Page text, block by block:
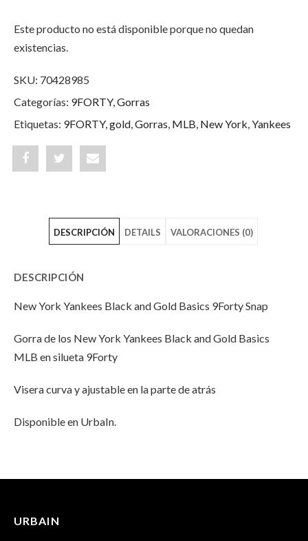
Este producto no está disponible porque no quedan
existencias.
SKU: 70428985
Categorías: 9FORTY,Gorras
Etiquetas: 9FORTY,gold,Gorras, MLB, New York,Yankees
Share
Yankees
Basics
Snap"
on
Post
York
Gold
9Forty
Snap"
Share
Yankees
Basics
Snap"
on
DESCRIPCIÓN DETAILS VALORACIONES (0)
DESCRIPCIÓN
New York Yankees Black and Gold Basics 9Forty Snap
Gorra de los New York Yankees Black and Gold Basics
MLB en silueta 9Forty
Visera curva y ajustable en la parte de atrás
Disponible en UrbaIn.
Dimensiones
Solo los usuarios registrados que hayan comprado este
URBAIN